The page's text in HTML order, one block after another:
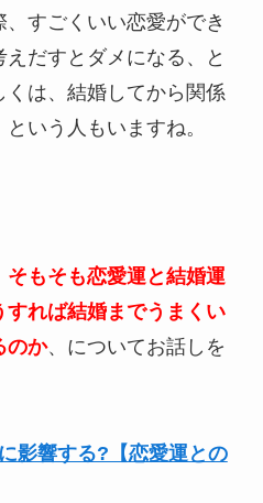
すごくいい恋愛ができ
だすとダメになる、と
は、結婚してから関係
いう人もいますね。
そもそも恋愛運と結婚運
すれば結婚までうまくい
のか、についてお話しを
影響する?【恋愛運との